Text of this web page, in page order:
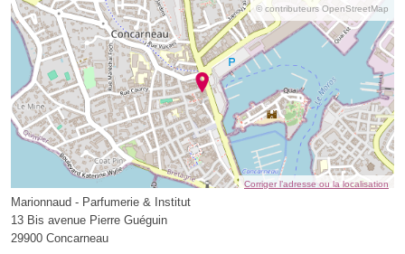
© contributeurs OpenStreetMap
Corriger l’adresse ou la localisation
Marionnaud - Parfumerie & Institut
13 Bis avenue Pierre Guéguin
29900 Concarneau